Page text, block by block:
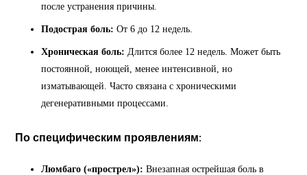
после устранения причины.
Подострая боль: От 6 до 12 недель.
Хроническая боль: Длится более 12 недель. Может быть
постоянной, ноющей, менее интенсивной, но
изматывающей. Часто связана с хроническими
дегенеративными процессами.
По специфическим проявлениям:
Люмбаго («прострел»): Внезапная острейшая боль в